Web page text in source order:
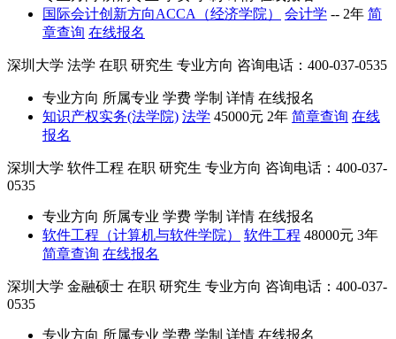
国际会计创新方向ACCA（经济学院）
会计学 -- 2年 简
章查询 在线报名
深圳大学 法学 在职 研究生 专业方向 咨询电话：400-037-0535
专业方向 所属专业 学费 学制 详情 在线报名
知识产权实务(法学院) 法学 45000元 2年 简章查询 在线
报名
深圳大学 软件工程 在职 研究生 专业方向 咨询电话：400-037-
0535
专业方向 所属专业 学费 学制 详情 在线报名
软件工程（计算机与软件学院）
软件工程 48000元 3年
简章查询 在线报名
深圳大学 金融硕士 在职 研究生 专业方向 咨询电话：400-037-
0535
专业方向 所属专业 学费 学制 详情 在线报名